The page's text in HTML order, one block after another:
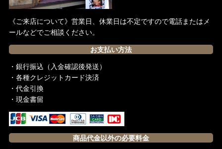
《ご来店について》営業日、休業日は不定ですので電話またはメ
ールなどでご相談ください。
お支払い方法
・銀行振込（入金確認後発送）
・各種クレジットカード決済
・代金引換
・現金書留
商品代金以外の必要料金